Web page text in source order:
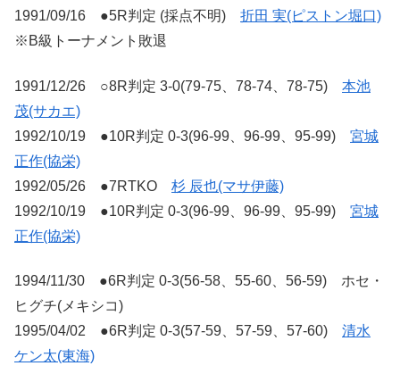
1991/09/16 ●5R判定 (採点不明) 折田 実(ピストン堀口)
※B級トーナメント敗退
1991/12/26 ○8R判定 3-0(79-75、78-74、78-75) 本池
茂(サカエ)
1992/10/19 ●10R判定 0-3(96-99、96-99、95-99) 宮城
正作(協栄)
1992/05/26 ●7RTKO 杉 辰也(マサ伊藤)
1992/10/19 ●10R判定 0-3(96-99、96-99、95-99) 宮城
正作(協栄)
1994/11/30 ●6R判定 0-3(56-58、55-60、56-59) ホセ・
ヒグチ(メキシコ)
1995/04/02 ●6R判定 0-3(57-59、57-59、57-60) 清水
ケン太(東海)